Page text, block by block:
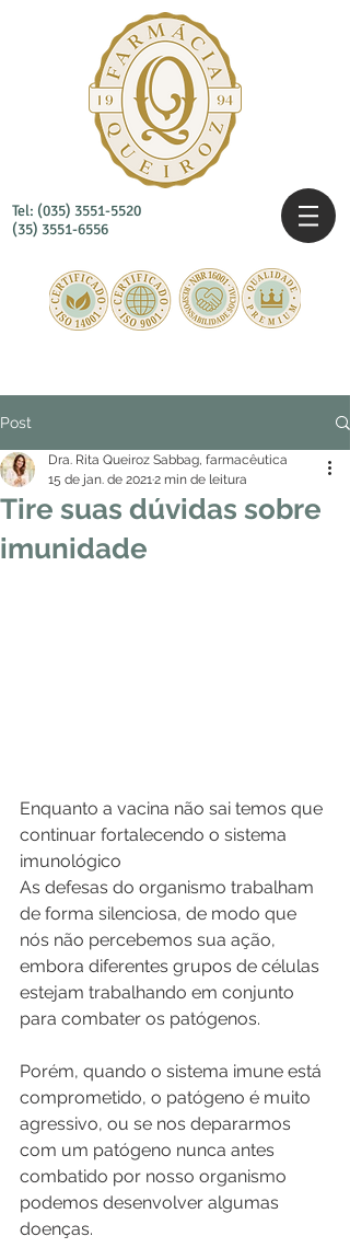
Tel: (035) 3551-5520
(35) 3551-6556
Post
Tire suas dúvidas sobre
imunidade
Dra. Rita Queiroz Sabbag, farmacêutica
15 de jan. de 20212 min de leitura
Enquanto a vacina não sai temos que
continuar fortalecendo o sistema
imunológico
As defesas do organismo trabalham
de forma silenciosa, de modo que
nós não percebemos sua ação,
embora diferentes grupos de células
estejam trabalhando em conjunto
para combater os patógenos.
Porém, quando o sistema imune está
comprometido, o patógeno é muito
agressivo, ou se nos depararmos
com um patógeno nunca antes
combatido por nosso organismo
podemos desenvolver algumas
doenças.